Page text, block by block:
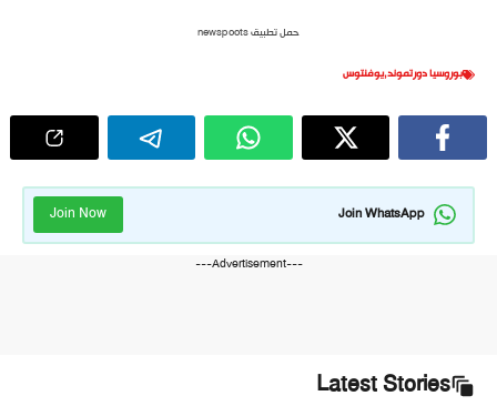
حمل تطبيق newspoots
بوروسيا دورتموند,يوفنتوس
Join WhatsApp
Join Now
---Advertisement---
Latest Stories